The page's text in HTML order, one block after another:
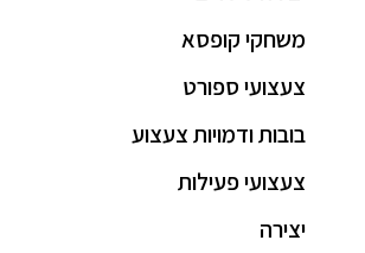
משחקי קופסא
צעצועי ספורט
בובות ודמויות צעצוע
צעצועי פעילות
יצירה